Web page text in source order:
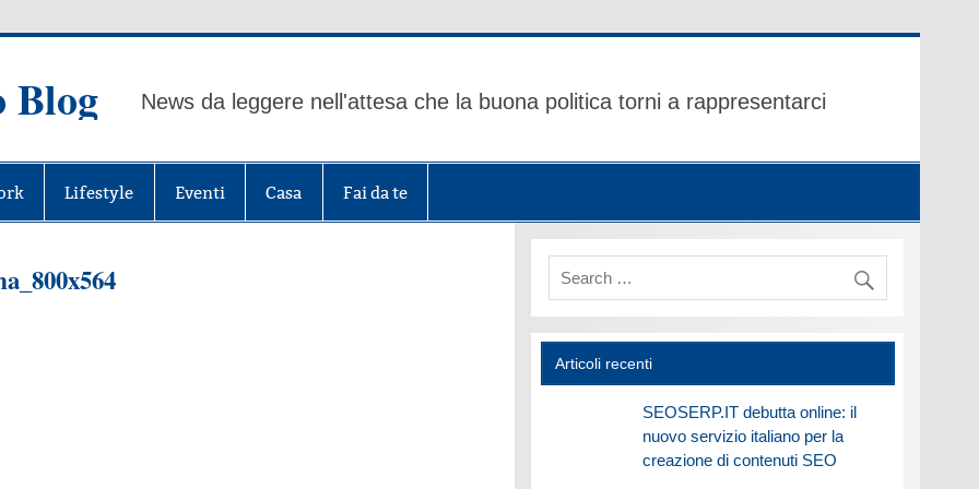
Blog News da leggere nell'attesa che la buona politica torni a rappresentarci
Lifestyle Eventi Casa Fai da te
Articoli recenti
SEOSERP.IT debutta online: il
nuovo servizio italiano per la
creazione di contenuti SEO